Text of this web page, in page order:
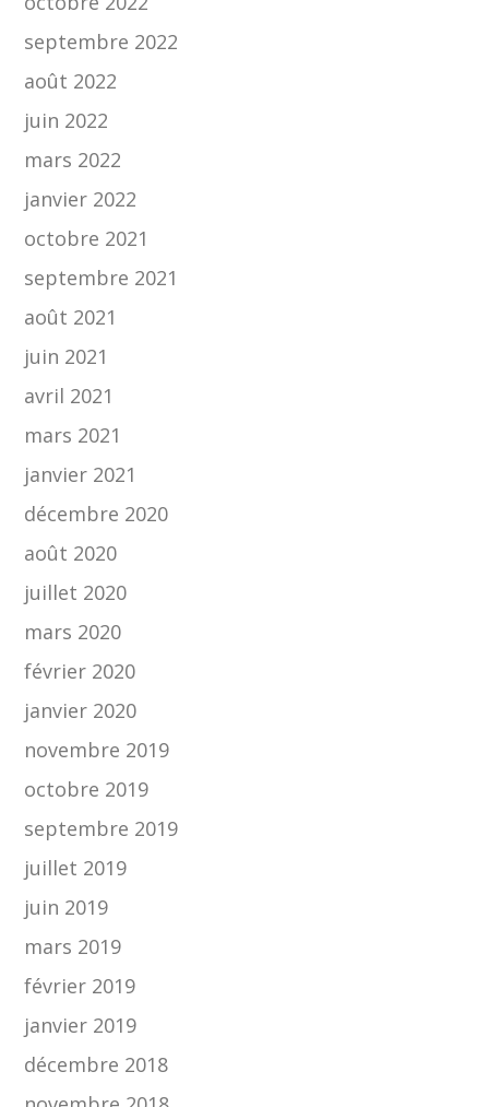
septembre 2022
août 2022
juin 2022
mars 2022
janvier 2022
octobre 2021
septembre 2021
août 2021
juin 2021
avril 2021
mars 2021
janvier 2021
décembre 2020
août 2020
juillet 2020
mars 2020
février 2020
janvier 2020
novembre 2019
octobre 2019
septembre 2019
juillet 2019
juin 2019
mars 2019
février 2019
janvier 2019
décembre 2018